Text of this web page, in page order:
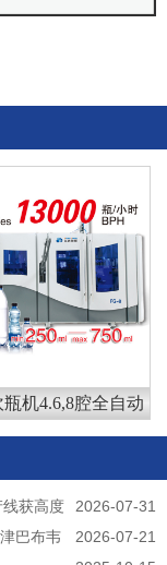
机4.6,8腔全自动
2026-07-31
获高度
2026-07-21
巴布韦